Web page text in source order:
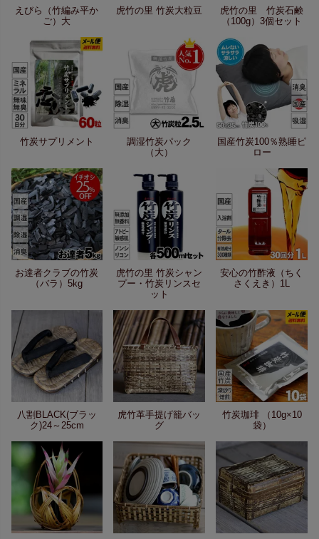
えびら（竹編み平か
ご）大
虎竹の里 竹炭大粒豆
虎竹の里 竹炭石鹸
（100g）3個セット
竹炭サプリメント
調湿竹炭パック
（大）
国産竹炭100％熟睡ピ
ロー
お達者クラブの竹炭
（バラ）5kg
虎竹の里 竹炭シャン
プー・竹炭リンスセ
ット
安心の竹酢液（ちく
さくえき）1L
八割BLACK(ブラッ
ク)24～25cm
虎竹革手提げ籠バッ
グ
竹炭珈琲 （10g×10
袋）